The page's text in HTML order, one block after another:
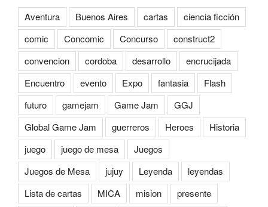
Aventura Buenos Aires cartas
ciencia ficción
comic
Concomic Concurso
construct2
convencion
cordoba desarrollo
encrucijada
Encuentro
evento Expo fantasia
Flash
futuro
gamejam Game Jam
GGJ
Global Game Jam
guerreros Heroes
Historia
juego
juego de mesa
Juegos
Juegos de Mesa
jujuy Leyenda
leyendas
Lista de cartas
MICA mision presente